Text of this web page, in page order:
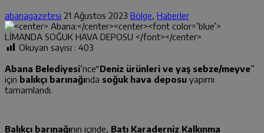
abanagazetesi 21 Ağustos 2023 Bölge, Haberler
Okuyan sayısı : 403
Abana Belediyesi’nce“Deniz ürünleri ve yaş sebze/meyve”
için balıkçı barınağında soğuk hava deposu yapımı
tamamlandı.
Balıkçı barınağının içinde, Batı Karaderniz Kalkınma